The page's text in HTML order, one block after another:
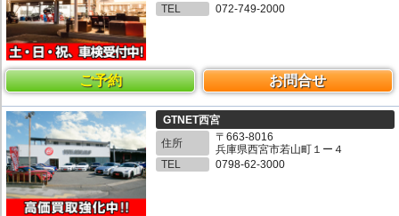
TEL
072-749-2000
ご予約 お問合せ
GTNET西宮
住所
〒663-8016
兵庫県西宮市若山町１ー４
TEL
0798-62-3000